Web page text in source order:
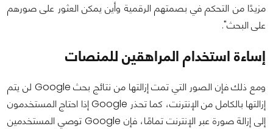
مزيدًا من التحكم في بصمتهم الرقمية وأين يمكن العثور على صورهم
على البحث".
إساءة استخدام المراهقين للمنصات
ومع ذلك فإن الصور التي تمت إزالتها من نتائج بحث Google لن يتم
إزالتها بالكامل من الإنترنت، كما تحذر Google إذا احتاج المستخدمون
إلى إزالة صورة عبر الإنترنت تمامًا، فإن Google توصي المستخدمين